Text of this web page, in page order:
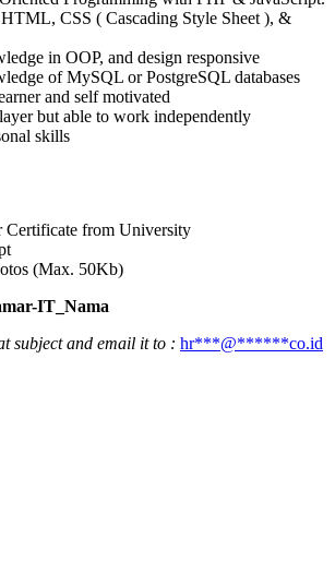
CSS ( Cascading Style Sheet ), &
in OOP, and design responsive
of MySQL or PostgreSQL databases
and self motivated
but able to work independently
skills
Certificate from University
(Max. 50Kb)
IT_Nama
subject and email it to : hr***@******co.id